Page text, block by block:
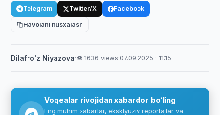
Telegram Twitter/X Facebook
Havolani nusxalash
Dilafro'z Niyazova·👁 1636 views·07.09.2025 · 11:15
Voqealar rivojidan xabardor bo‘ling
Eng muhim xabarlar, eksklyuziv reportajlar va